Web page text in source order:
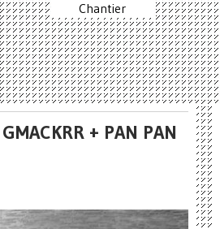
Chantier
+ PAN PAN